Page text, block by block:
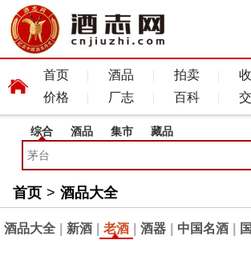
首页 酒品 拍卖
价格
厂志 百科
综合 酒品 集市 藏品
首页 > 酒品大全
酒品大全 新酒 老酒 酒器 中国名酒